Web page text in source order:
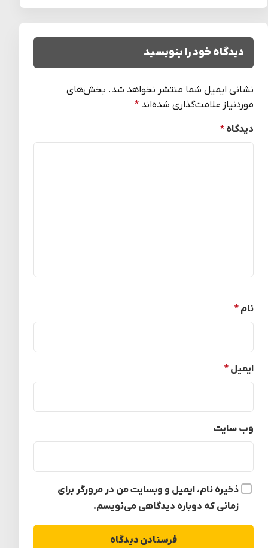
دیدگاه خود را بنویسید
نشانی ایمیل شما منتشر نخواهد شد. بخش‌های
موردنیاز علامت‌گذاری شده‌اند *
دیدگاه *
نام *
ایمیل *
وب‌ سایت
ذخیره نام، ایمیل و وبسایت من در مرورگر برای
زمانی که دوباره دیدگاهی می‌نویسم.